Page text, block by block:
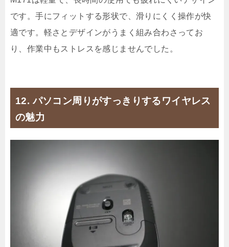
です。手にフィットする形状で、滑りにくく操作が快
適です。軽さとデザインがうまく組み合わさってお
り、作業中もストレスを感じませんでした。
12. パソコン周りがすっきりするワイヤレス
の魅力